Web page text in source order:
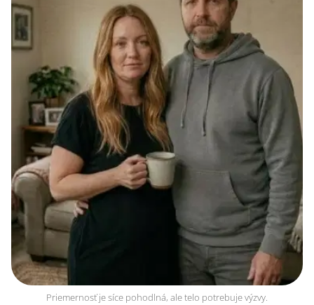
Priemernosť je síce pohodlná, ale telo potrebuje výzvy.